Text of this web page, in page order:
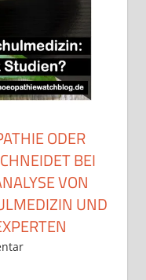
ODER
BEI
VON
UND